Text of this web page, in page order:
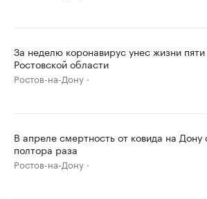
За неделю коронавирус унес жизни пяти
Ростовской области
Ростов-на-Дону
В апреле смертность от ковида на Дону
полтора раза
Ростов-на-Дону